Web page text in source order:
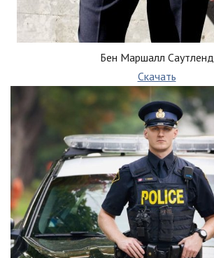
Бен Маршалл Саутленд
Скачать